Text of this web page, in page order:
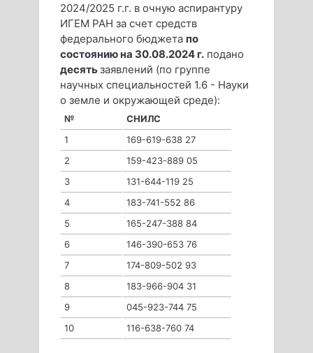
2024/2025 г.г. в очную аспирантуру
ИГЕМ РАН за счет средств
федерального бюджета по
состоянию на 30.08.2024 г. подано
десятьзаявлений (по группе
научных специальностей 1.6 - Науки
о земле и окружающей среде):
№
СНИЛС
1
169-619-638 27
2
159-423-889 05
3
131-644-119 25
4
183-741-552 86
5
165-247-388 84
6
146-390-653 76
7
174-809-502 93
8
183-966-904 31
9
045-923-744 75
10
116-638-760 74